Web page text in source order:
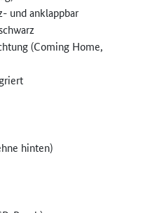
und anklappbar
(Coming Home,
hinten)